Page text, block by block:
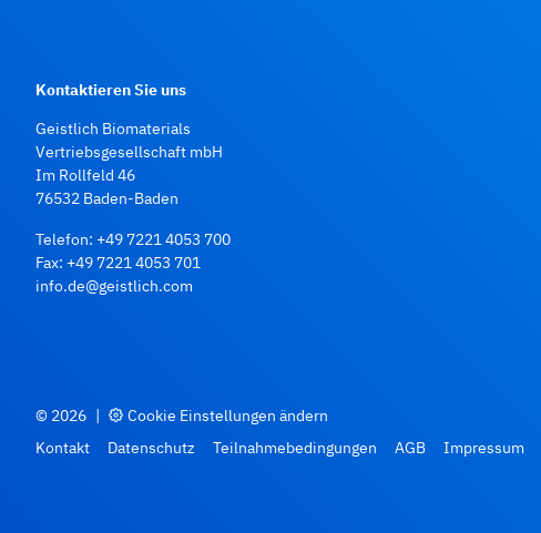
Kontaktieren Sie uns
Geistlich Biomaterials
Vertriebsgesellschaft mbH
Im Rollfeld 46
76532 Baden‑Baden
Telefon: +49 7221 4053 700
Fax: +49 7221 4053 701
info.de@geistlich.com
© 2026 |
Cookie Einstellungen ändern
Kontakt
Datenschutz Teilnahmebedingungen AGB Impressum